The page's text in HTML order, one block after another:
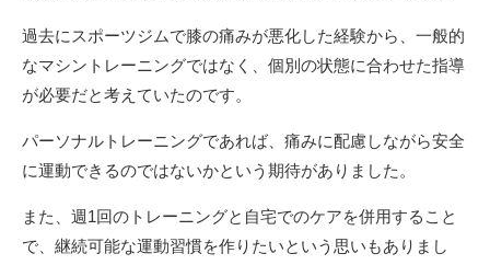
過去にスポーツジムで膝の痛みが悪化した経験から、一般的
なマシントレーニングではなく、個別の状態に合わせた指導
が必要だと考えていたのです。
パーソナルトレーニングであれば、痛みに配慮しながら安全
に運動できるのではないかという期待がありました。
また、週1回のトレーニングと自宅でのケアを併用すること
で、継続可能な運動習慣を作りたいという思いもありまし